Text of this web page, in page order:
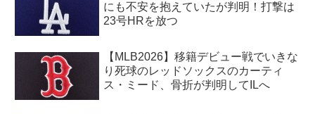
にも不安を抱えていたが判明！打撃は
23号HRを放つ
【MLB2026】移籍デビュー戦でいきな
り死球のレッドソックスのカーティ
ス・ミード、骨折が判明してILへ